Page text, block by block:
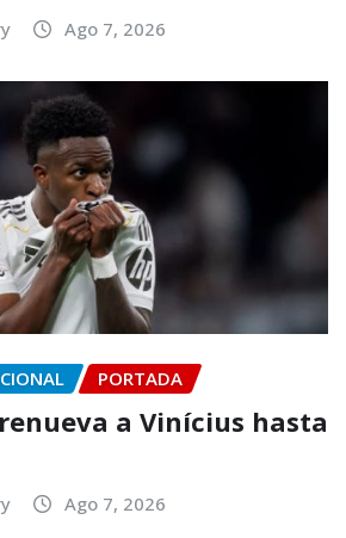
Ago 7, 2026
PORTADA
a Vinícius hasta
Ago 7, 2026